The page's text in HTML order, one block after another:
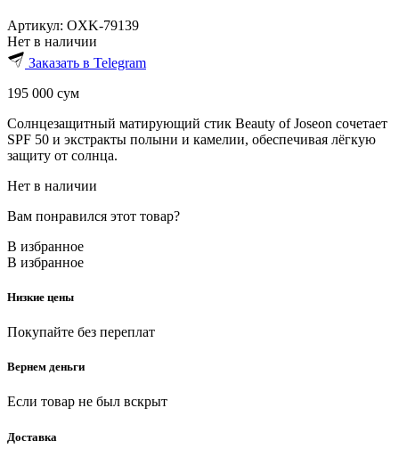
Артикул: OXK-79139
Нет в наличии
Заказать в Telegram
195 000 сум
Солнцезащитный матирующий стик Beauty of Joseon сочетает
SPF 50 и экстракты полыни и камелии, обеспечивая лёгкую
защиту от солнца.
Нет в наличии
Вам понравился этот товар?
В избранное
В избранное
Низкие цены
Покупайте без переплат
Вернем деньги
Если товар не был вскрыт
Доставка